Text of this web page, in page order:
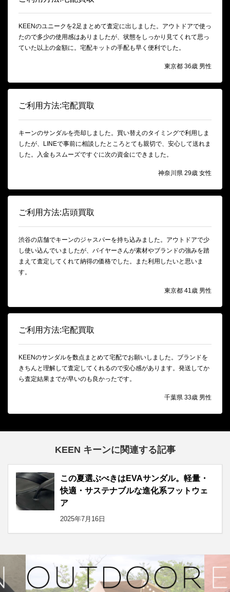
KEENのユニークを2足まとめて査定に出しました。アウトドアで使っ
たので多少の使用感はありましたが、状態をしっかり見てくれて思っ
ていた以上の金額に。宅配キットの手配も早く便利でした。
東京都 36歳 男性
ご利用方法:宅配買取
キーンのサンダルを売却しました。買い替えのタイミングで利用しま
したが、LINEで事前に相談したところとても親切で、安心して送れま
した。入金もスムーズですぐに次の資金にできました。
神奈川県 29歳 女性
ご利用方法:店頭買取
渋谷の店舗でキーンのジャスパーを持ち込みました。アウトドアで少
し使い込んでいましたが、バイヤーさんが素材やブランドの強みを踏
まえて査定してくれて納得の価格でした。また利用したいと思いま
す。
東京都 41歳 男性
ご利用方法:宅配買取
KEENのサンダルを数点まとめて宅配でお願いしました。ブランドを
きちんと理解して査定してくれるので安心感があります。発送してか
ら査定結果までが早いのも良かったです。
千葉県 33歳 男性
KEEN キーンに関連する記事
この夏選ぶべきはEVAサンダル。軽量・
快適・サステナブルな進化系フットウェ
ア
2025年7月16日